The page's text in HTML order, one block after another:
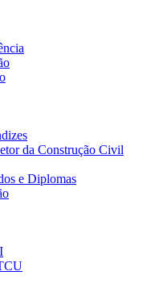
da Construção Civil
e Diplomas